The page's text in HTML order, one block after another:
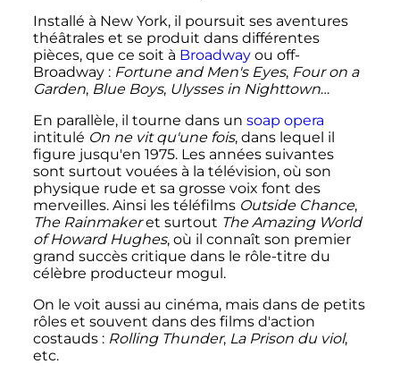
Installé à New York, il poursuit ses aventures
théâtrales et se produit dans différentes
pièces, que ce soit à Broadwayou off-
Broadway : Fortune and Men's Eyes, Four on a
Garden, Blue Boys, Ulysses in Nighttown…
En parallèle, il tourne dans un soap opera
intitulé On ne vit qu'une fois, dans lequel il
figure jusqu'en 1975. Les années suivantes
sont surtout vouées à la télévision, où son
physique rude et sa grosse voix font des
merveilles. Ainsi les téléfilms Outside Chance,
The Rainmakeret surtout The Amazing World
of Howard Hughes, où il connaît son premier
grand succès critique dans le rôle-titre du
célèbre producteur mogul.
On le voit aussi au cinéma, mais dans de petits
rôles et souvent dans des films d'action
costauds : Rolling Thunder, La Prison du viol,
etc.